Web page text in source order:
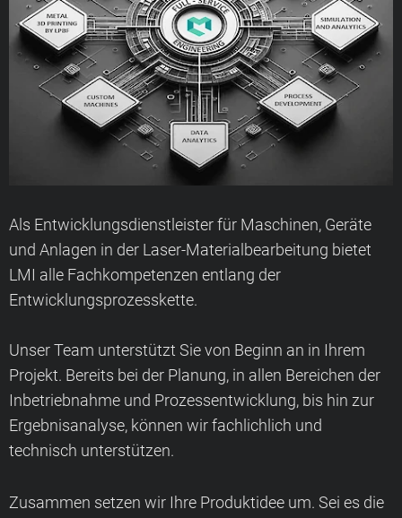
Als Entwicklungsdienstleister für Maschinen, Geräte
und Anlagen in der Laser-Materialbearbeitung bietet
LMI alle Fachkompetenzen entlang der
Entwicklungsprozesskette.
Unser Team unterstützt Sie von Beginn an in Ihrem
Projekt. Bereits bei der Planung, in allen Bereichen der
Inbetriebnahme und Prozessentwicklung, bis hin zur
Ergebnisanalyse, können wir fachlichlich und
technisch unterstützen.
Zusammen setzen wir Ihre Produktidee um. Sei es die